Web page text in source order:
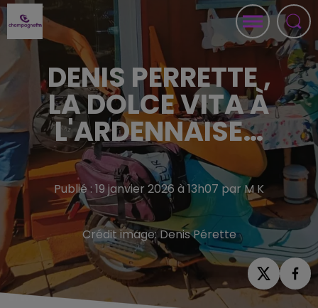
DENIS PERRETTE ,
LA DOLCE VITA À
L'ARDENNAISE…
Publié : 19 janvier 2026 à 13h07 par M K
Crédit image:Denis Pérette